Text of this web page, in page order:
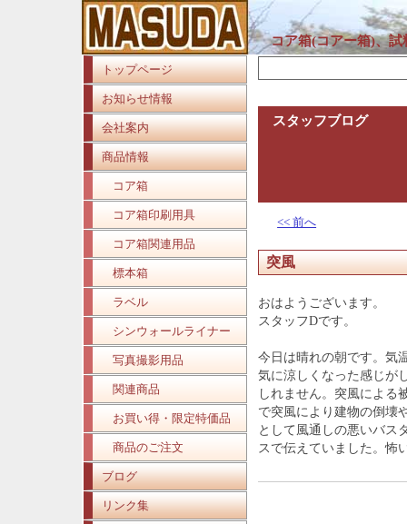
コア箱(コアー箱)、
トップページ
お知らせ情報
会社案内
商品情報
コア箱
コア箱印刷用具
コア箱関連用品
標本箱
ラベル
シンウォールライナー
写真撮影用品
関連商品
お買い得・限定特価品
商品のご注文
ブログ
リンク集
スタッフブログ
<< 前へ
突風
おはようございます。
スタッフDです。
今日は晴れの朝です。気
気に涼しくなった感じが
しれません。突風による
で突風により建物の倒壊
として風通しの悪いバス
スで伝えていました。怖